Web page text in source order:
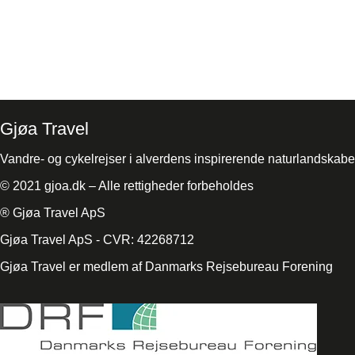
Gjøa Travel
Vandre- og cykelrejser i alverdens inspirerende
© 2021 gjoa.dk – Alle rettigheder forbeholdes
® Gjøa Travel ApS
Gjøa Travel ApS - CVR: 42268712
Gjøa Travel er medlem af Danmarks Rejsebureau Forening